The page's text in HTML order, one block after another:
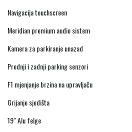
Navigacija touchscreen
Meridian premium audio sistem
Kamera za parkiranje unazad
Prednji i zadnji parking senzori
F1 mjenjanje brzina na upravljaču
Grijanje sjedišta
19″ Alu felge